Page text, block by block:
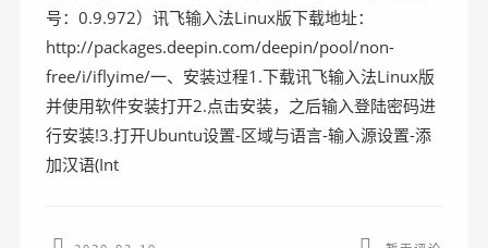
号：0.9.972）讯飞输入法Linux版下载地址：
http://packages.deepin.com/deepin/pool/non-
free/i/iflyime/一、安装过程1.下载讯飞输入法Linux版
并使用软件安装打开2.点击安装，之后输入登陆密码进
行安装!3.打开Ubuntu设置-区域与语言-输入源设置-添
加汉语(Int